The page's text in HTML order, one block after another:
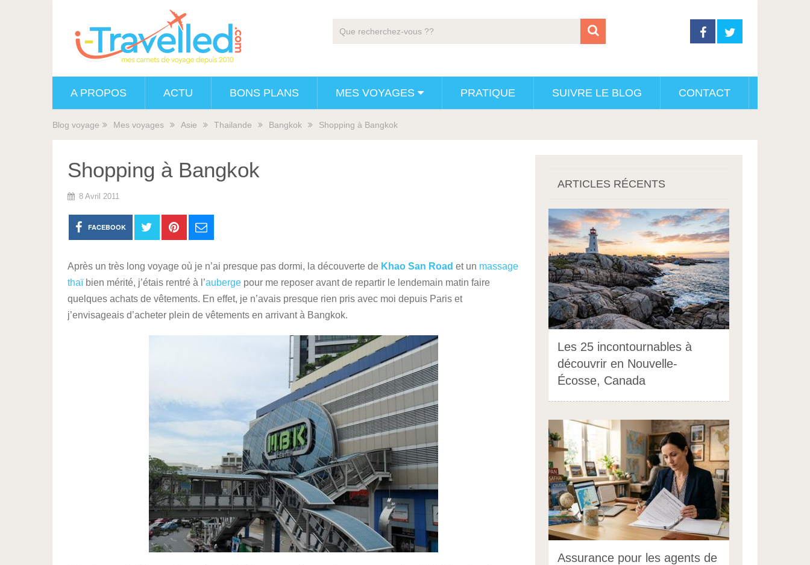
A PROPOS ACTU BONS PLANS MES VOYAGES PRATIQUE SUIVRE LE BLOG CONTACT
Blog voyage Mes voyages Asie Thailande Bangkok Shopping à Bangkok
Shopping à Bangkok
8 Avril 2011
FACEBOOK
Après un très long voyage où je n’ai presque pas dormi, la découverte de Khao San Road et un massage
thaïbien mérité, j’étais rentré à l’auberge pour me reposer avant de repartir le lendemain matin faire
quelques achats de vêtements. En effet, je n’avais presque rien pris avec moi depuis Paris et
j’envisageais d’acheter plein de vêtements en arrivant à Bangkok.
ARTICLES RÉCENTS
Les 25 incontournables à
découvrir en Nouvelle-
Écosse, Canada
Assurance pour les agents de